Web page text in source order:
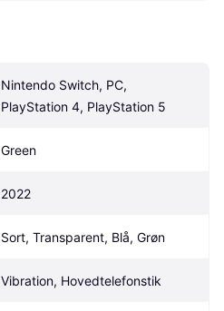
Nintendo Switch, PC,
PlayStation 4, PlayStation 5
Green
2022
Sort, Transparent, Blå, Grøn
Vibration, Hovedtelefonstik